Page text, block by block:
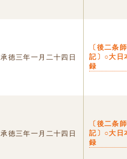
承徳三年一月二十四日
〔後二条
記〕○大日
録
承徳三年一月二十四日
〔後二条
記〕○大日
録